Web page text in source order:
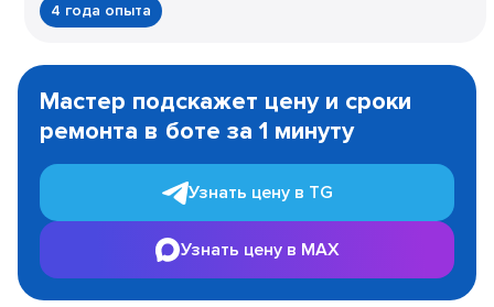
4 года опыта
1
Мастер подскажет цену и сроки
ремонта в боте за 1 минуту
Узнать цену в TG
Узнать цену в MAX